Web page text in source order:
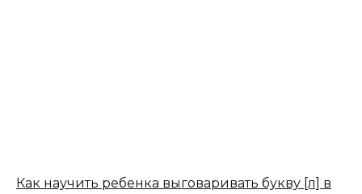
Как научить ребенка выговаривать букву [л] в